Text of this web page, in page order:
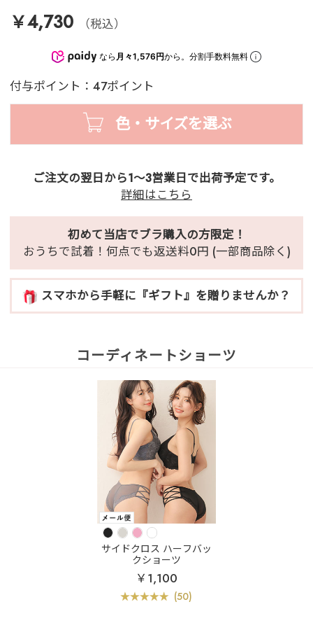
￥4,730 （税込）
なら 月々1,576円から。分割手数料無料
付与ポイント：47ポイント
色・サイズを選ぶ
ご注文の翌日から1～3営業日で出荷予定です。
詳細はこちら
初めて当店でブラ購入の方限定！
おうちで試着！何点でも返送料0円 (一部商品除く)
スマホから手軽に『ギフト』を贈りませんか？
コーディネートショーツ
サイドクロス ハーフバッ
クショーツ
￥1,100
(50)